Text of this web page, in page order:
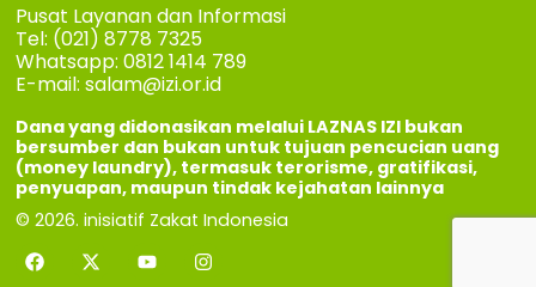
Pusat Layanan dan Informasi
Tel: (021) 8778 7325
Whatsapp: 0812 1414 789
E-mail:salam@izi.or.id
Dana yang didonasikan melalui LAZNAS IZI bukan
bersumber dan bukan untuk tujuan pencucian uang
(money laundry), termasuk terorisme, gratifikasi,
penyuapan, maupun tindak kejahatan lainnya
© 2026. inisiatif Zakat Indonesia